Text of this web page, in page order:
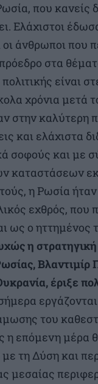
που κανείς
Ελάχιστοι
οι άνθρωποι που
στα
είναι
χρόνια μετά
στην καλύτερη
και ελάχιστα
σοφούς και με
καταστάσεων
η Ρωσία
εχθρός, που
ως ο ηττημένος
η
Βλαντιμίρ
έριξε
του
επόμενη μέρα
τη Δύση και
μεσαίας